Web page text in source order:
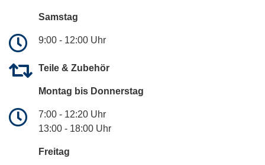
Samstag
9:00 - 12:00 Uhr
Teile & Zubehör
Montag bis Donnerstag
7:00 - 12:20 Uhr
13:00 - 18:00 Uhr
Freitag